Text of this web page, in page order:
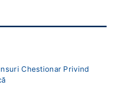
Chestionar Privind